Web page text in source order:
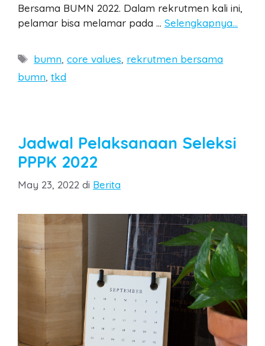
Bersama BUMN 2022. Dalam rekrutmen kali ini,
pelamar bisa melamar pada … Selengkapnya…
Tags
bumn,core values, rekrutmen bersama
bumn, tkd
Jadwal Pelaksanaan Seleksi
PPPK 2022
May 23, 2022 di Categories
Berita